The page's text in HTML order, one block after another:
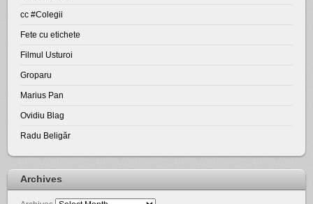
cc #Colegii
Fete cu etichete
Filmul Usturoi
Groparu
Marius Pan
Ovidiu Blag
Radu Beligăr
Archives